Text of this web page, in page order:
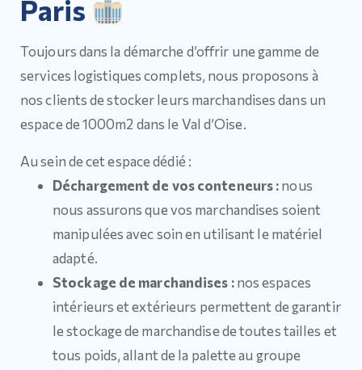
Paris
Toujours dans la démarche d’offrir une gamme de
services logistiques complets, nous proposons à
nos clients de stocker leurs marchandises dans un
espace de 1000m2 dans le Val d’Oise.
Au sein de cet espace dédié :
Déchargement de vos conteneurs :nous
nous assurons que vos marchandises soient
manipulées avec soin en utilisant le matériel
adapté.
Stockage de marchandises :nos espaces
intérieurs et extérieurs permettent de garantir
le stockage de marchandise de toutes tailles et
tous poids, allant de la palette au groupe